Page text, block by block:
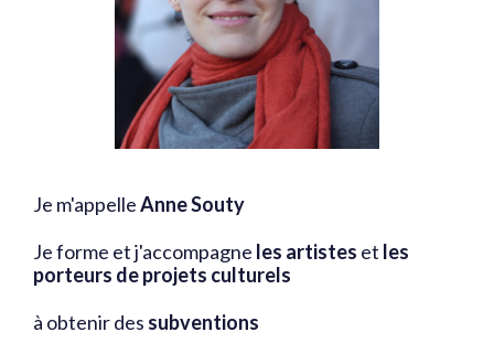
Je m'appelleAnne Souty
Je forme et j'accompagne les artistes et les
porteurs de projets culturels
à obtenir des subventions